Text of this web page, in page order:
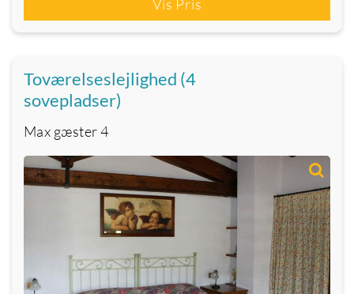
Vis Pris
Toværelseslejlighed (4
sovepladser)
Max gæster4